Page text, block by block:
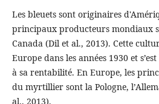
Les bleuets sont originaires
principaux producteurs mondiaux
Canada (Dil et al., 2013). Cette
Europe dans les années 1930 et
à sa rentabilité. En Europe, les
du myrtillier sont la Pologne,
al., 2013).